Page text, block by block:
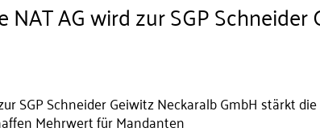
AG wird zur SGP
SGP Schneider Geiwitz Neckaralb GmbH stärkt
Mehrwert für Mandanten